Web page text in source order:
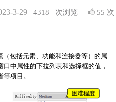
4318 次浏览 55 次
3-29
（包括元素、功能和连接器等）的属
中属性的下拉列表和选择框的值，
项目。